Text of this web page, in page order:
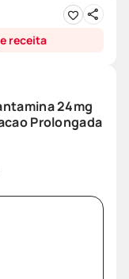
receita
24mg
Prolongada